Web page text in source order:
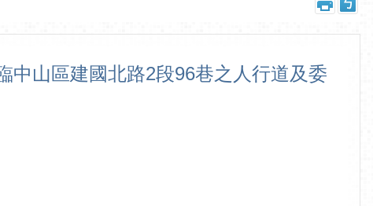
中山區建國北路2段96巷之人行道及委